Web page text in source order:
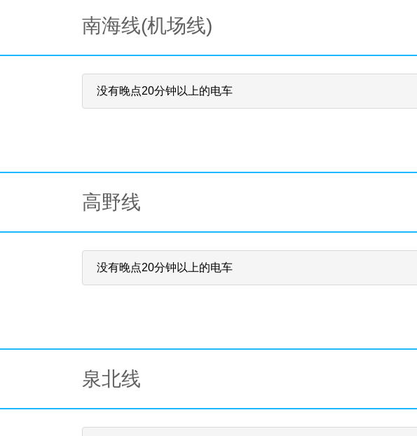
南海线(机场线)
没有晚点20分钟以上的电车
高野线
没有晚点20分钟以上的电车
泉北线